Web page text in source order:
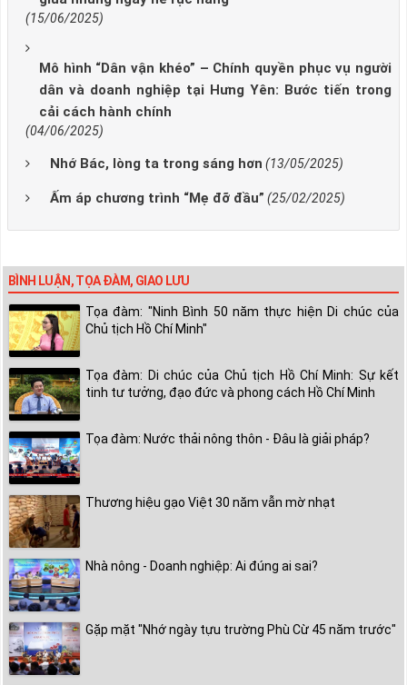
(15/06/2025)
Mô hình “Dân vận khéo” – Chính quyền phục vụ người
dân và doanh nghiệp tại Hưng Yên: Bước tiến trong
cải cách hành chính
(04/06/2025)
Nhớ Bác, lòng ta trong sáng hơn (13/05/2025)
Ấm áp chương trình “Mẹ đỡ đầu” (25/02/2025)
BÌNH LUẬN, TỌA ĐÀM, GIAO LƯU
Tọa đàm: "Ninh Bình 50 năm thực hiện Di chúc của
Chủ tịch Hồ Chí Minh"
Tọa đàm: Di chúc của Chủ tịch Hồ Chí Minh: Sự kết
tinh tư tưởng, đạo đức và phong cách Hồ Chí Minh
Tọa đàm: Nước thải nông thôn - Đâu là giải pháp?
Thương hiệu gạo Việt 30 năm vẫn mờ nhạt
Nhà nông - Doanh nghiệp: Ai đúng ai sai?
Gặp mặt "Nhớ ngày tựu trường Phù Cừ 45 năm trước"